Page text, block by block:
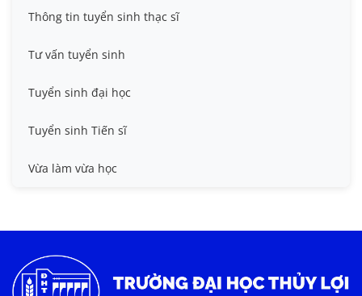
Thông tin tuyển sinh
Thông tin tuyển sinh thạc sĩ
Tư vấn tuyển sinh
Tuyển sinh đại học
Tuyển sinh Tiến sĩ
Vừa làm vừa học